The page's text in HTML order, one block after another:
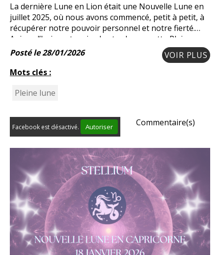
La dernière Lune en Lion était une Nouvelle Lune en
juillet 2025, où nous avons commencé, petit à petit, à
récupérer notre pouvoir personnel et notre fierté.
Aujourd’hui, sept mois plus tard, avec cette Pleine
Lune en Lion, avez-vous remarqué un
Posté le 28/01/2026
VOIR PLUS
Mots clés :
Pleine lune
Facebook est désactivé. Autoriser Commentaire(s)